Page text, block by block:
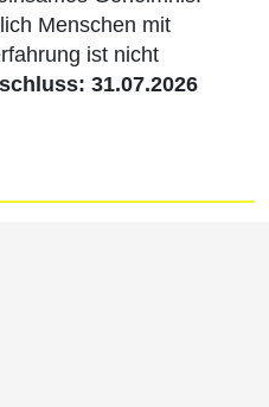
Menschen mit
ist nicht
31.07.2026